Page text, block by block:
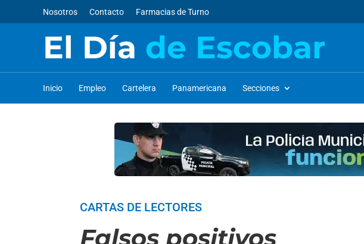
Nosotros Contacto Farmacias de Turno
El Día de Escobar
Inicio Empleo Cartelera Panamericana Secciones
CARTAS DE LECTORES
Falsos positivos